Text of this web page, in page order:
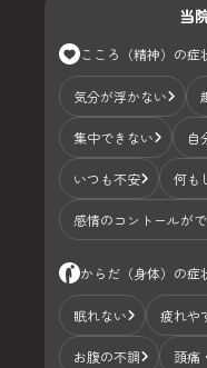
当
こころ（精神）の症
気分が浮かない
集中できない 自
いつも不安 何も
感情のコントールが
からだ（身体）の症
眠れない 疲れや
お腹の不調 頭痛